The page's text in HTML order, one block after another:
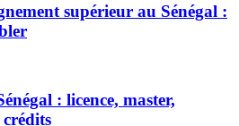
supérieur au Sénégal :
: licence, master,
crédits